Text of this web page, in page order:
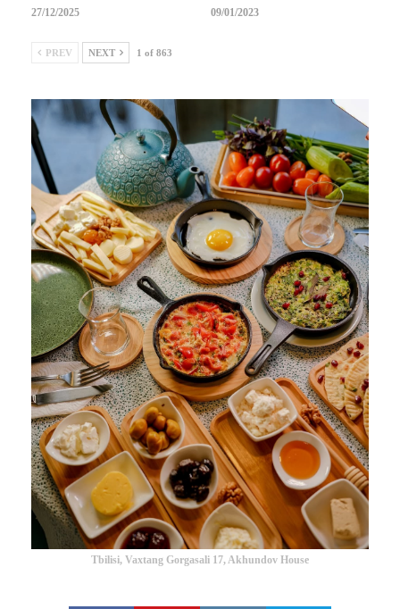
27/12/2025 09/01/2023
PREV NEXT 1 of 863
Tbilisi, Vaxtang Gorgasali 17, Akhundov House